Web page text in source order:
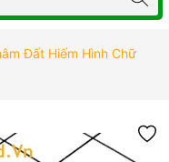
Đất Hiếm Hình Chữ